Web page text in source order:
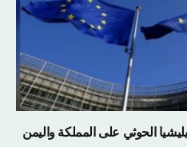
الحوثي على المملكة واليمن